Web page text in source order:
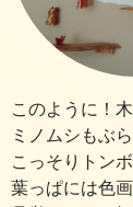
このように！
ミノムシもぶ
こっそりトン
葉っぱには色